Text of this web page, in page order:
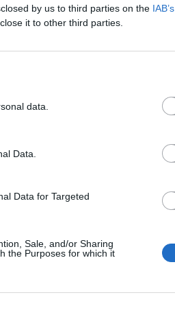
by us to third parties on the
it to other third parties.
data.
Data.
Data for Targeted
Sale, and/or Sharing
the Purposes for which it
co pozytywnie wpływa
przez dwa tygodnie,
i podwieszające.
ściany
się również
celu korektę
Obecnie często
beznapięciowe.
krótki czas